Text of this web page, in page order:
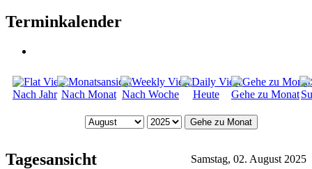
Terminkalender
Nach Jahr Nach Monat Nach Woche Heute Gehe zu Monat
Gehe zu Monat
Tagesansicht Samstag, 02. August 2025